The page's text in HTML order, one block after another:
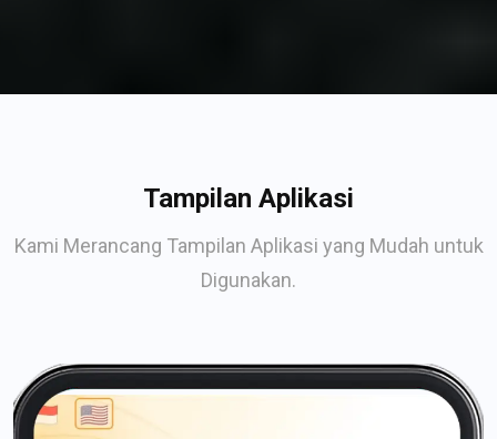
Tampilan Aplikasi
Kami Merancang Tampilan Aplikasi yang Mudah untuk
Digunakan.